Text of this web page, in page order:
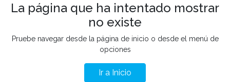
La página que ha intentado mostrar
no existe
Pruebe navegar desde la página de inicio o desde el menú de
opciones
Ir a Inicio